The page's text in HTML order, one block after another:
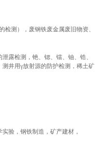
测），废钢铁废金属废旧物资、
露检测，铯、锶、镭、铀、锆、
井用γ放射源的防护检测，稀土矿
验，钢铁制造，矿产建材，